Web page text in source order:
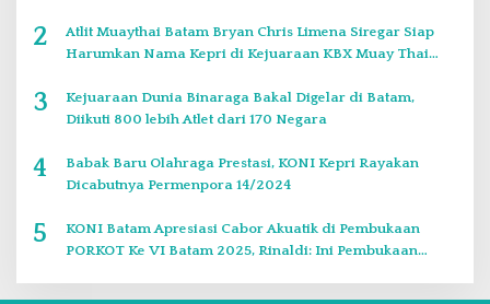
2
Atlit Muaythai Batam Bryan Chris Limena Siregar Siap
Harumkan Nama Kepri di Kejuaraan KBX Muay Thai
3
Kejuaraan Dunia Binaraga Bakal Digelar di Batam,
Diikuti 800 lebih Atlet dari 170 Negara
4
Babak Baru Olahraga Prestasi, KONI Kepri Rayakan
Dicabutnya Permenpora 14/2024
5
KONI Batam Apresiasi Cabor Akuatik di Pembukaan
PORKOT Ke VI Batam 2025, Rinaldi: Ini Pembukaan